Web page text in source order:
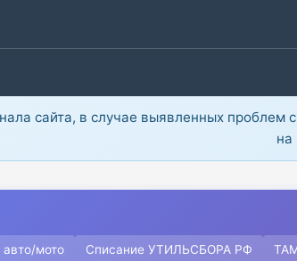
сайта, в случае выявленных
на
мото Списание УТИЛЬСБОРА РФ